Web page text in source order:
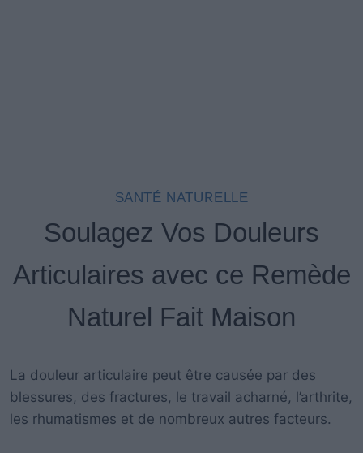
SANTÉ NATURELLE
Soulagez Vos Douleurs
Articulaires avec ce Remède
Naturel Fait Maison
La douleur articulaire peut être causée par des
blessures, des fractures, le travail acharné, l’arthrite,
les rhumatismes et de nombreux autres facteurs.